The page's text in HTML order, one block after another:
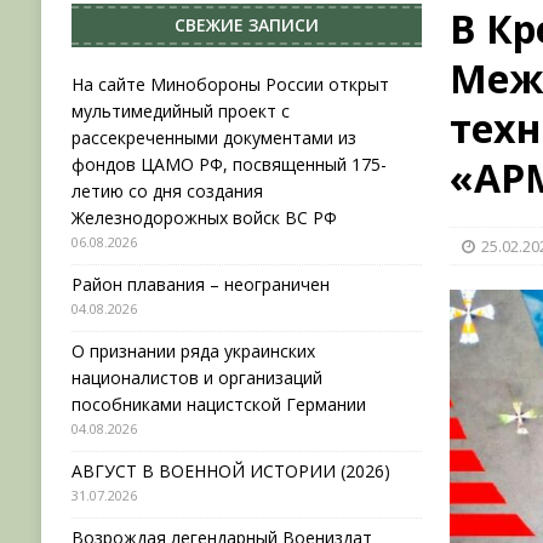
НОВОСТИ
[ 31.07.2026 ]
АВГУСТ В ВОЕННОЙ ИСТОРИИ
[ 19.07.2026 ]
[ 06.08.2026 ] На сайте Минобороны России
фондов ЦАМО РФ, посвященный 175-летию со
В
СВЕЖИЕ ЗАПИСИ
На сайте Минобороны России открыт
мультимедийный проект с
рассекреченными документами из
фондов ЦАМО РФ, посвященный 175-
летию со дня создания
Железнодорожных войск ВС РФ
06.08.2026
Район плавания – неограничен
04.08.2026
О признании ряда украинских
националистов и организаций
пособниками нацистской Германии
04.08.2026
АВГУСТ В ВОЕННОЙ ИСТОРИИ (2026)
31.07.2026
Возрождая легендарный Воениздат